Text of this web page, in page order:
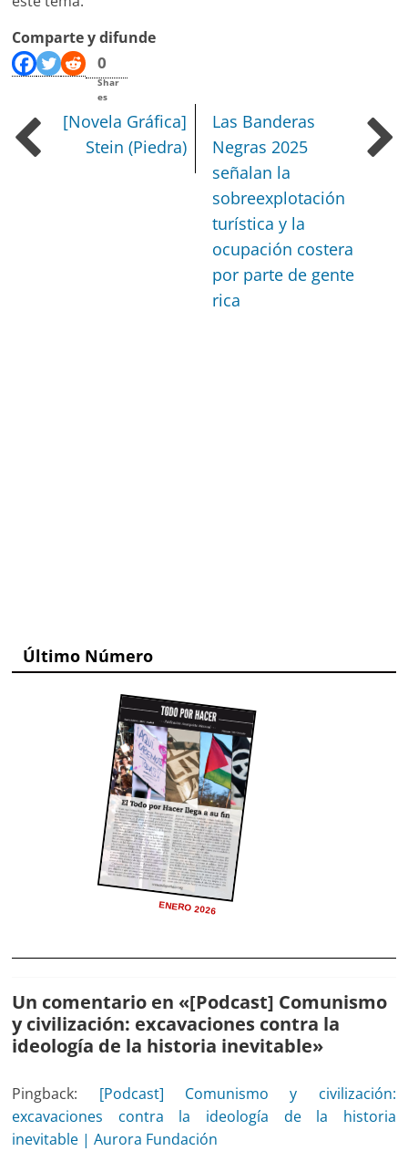
Comparte y difunde
0
Shar
es
[Novela Gráfica]
Stein (Piedra)
Las Banderas
Negras 2025
señalan la
sobreexplotación
turística y la
ocupación costera
por parte de gente
rica
Último Número
ENERO 2026
Un comentario en «[Podcast] Comunismo
y civilización: excavaciones contra la
ideología de la historia inevitable»
Pingback: [Podcast] Comunismo y civilización:
excavaciones contra la ideología de la historia
inevitable | Aurora Fundación